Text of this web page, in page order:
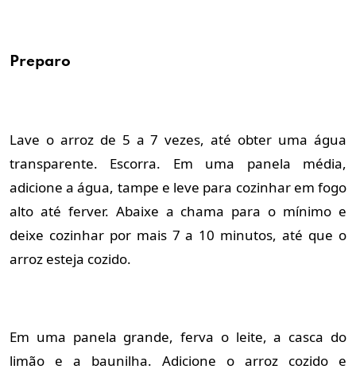
Preparo
Lave o arroz de 5 a 7 vezes, até obter uma água
transparente. Escorra. Em uma panela média,
adicione a água, tampe e leve para cozinhar em fogo
alto até ferver. Abaixe a chama para o mínimo e
deixe cozinhar por mais 7 a 10 minutos, até que o
arroz esteja cozido.
Em uma panela grande, ferva o leite, a casca do
limão e a baunilha. Adicione o arroz cozido e